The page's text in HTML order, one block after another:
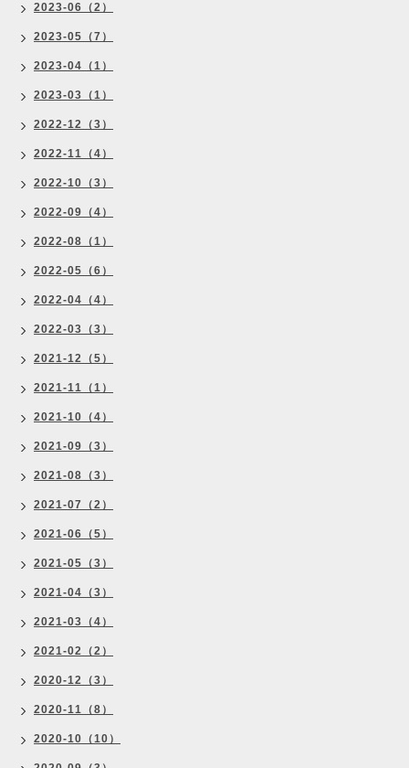
2023-06（2）
2023-05（7）
2023-04（1）
2023-03（1）
2022-12（3）
2022-11（4）
2022-10（3）
2022-09（4）
2022-08（1）
2022-05（6）
2022-04（4）
2022-03（3）
2021-12（5）
2021-11（1）
2021-10（4）
2021-09（3）
2021-08（3）
2021-07（2）
2021-06（5）
2021-05（3）
2021-04（3）
2021-03（4）
2021-02（2）
2020-12（3）
2020-11（8）
2020-10（10）